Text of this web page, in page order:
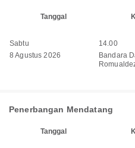
Tanggal
Sabtu
8 Agustus 2026
14.00
Bandara
Penerbangan Mendatang
Tanggal